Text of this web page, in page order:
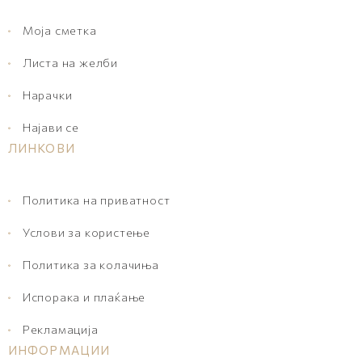
Моја сметка
Листа на желби
Нарачки
Најави се
ЛИНКОВИ
Политика на приватност
Услови за користење
Политика за колачиња
Испорака и плаќање
Рекламација
ИНФОРМАЦИИ